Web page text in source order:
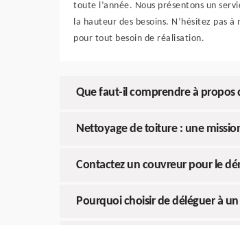
toute l’année. Nous présentons un
la hauteur des besoins. N’hésitez pas à
pour tout besoin de réalisation.
Que faut-il comprendre à propos
Nettoyage de toiture : une
Contactez un couvreur pour le
Pourquoi choisir de déléguer à